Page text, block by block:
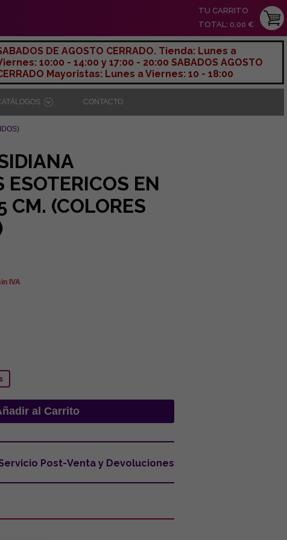
TU CARRITO
TOTAL: 0,00 €
DE AGOSTO CERRADO. Tienda: Lunes a
10:00 - 14:00 y 17:00 - 20:00 SABADOS AGOSTO
Mayoristas: Lunes a Viernes: 10 - 18:00
CONTACTO
ESOTERICOS EN
CM. (COLORES
IVA
Post-Venta y Devoluciones